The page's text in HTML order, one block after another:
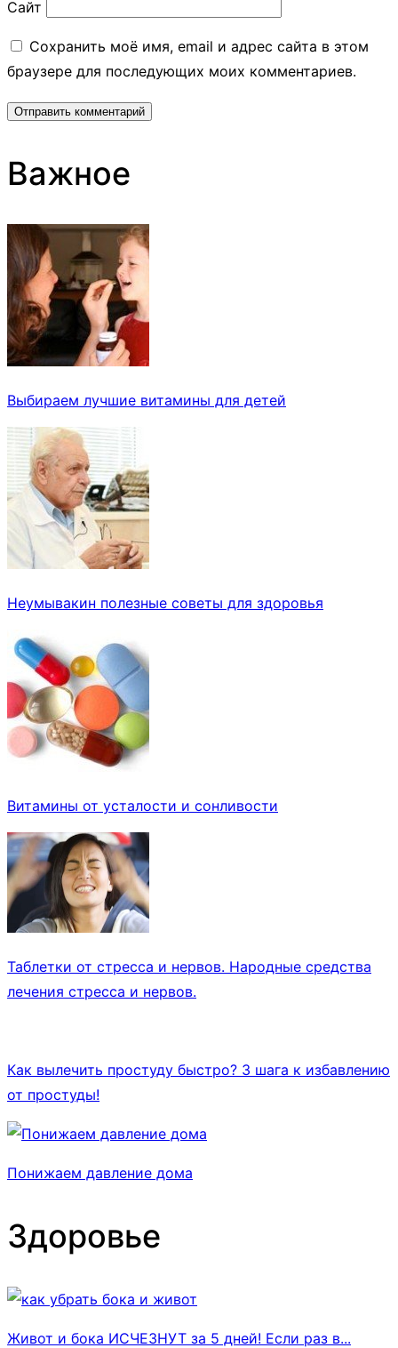
Сайт
Сохранить моё имя, email и адрес сайта в этом
браузере для последующих моих комментариев.
Важное
Выбираем лучшие витамины для детей
Неумывакин полезные советы для здоровья
Витамины от усталости и сонливости
Таблетки от стресса и нервов. Народные средства
лечения стресса и нервов.
Как вылечить простуду быстро? 3 шага к избавлению
от простуды!
Понижаем давление дома
Здоровье
Живот и бока ИСЧЕЗНУТ за 5 дней! Если раз в...